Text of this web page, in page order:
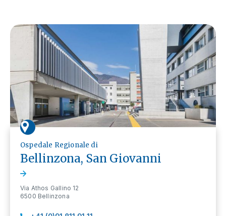
Ospedale Regionale di
Bellinzona, San Giovanni
Via Athos Gallino 12
6500 Bellinzona